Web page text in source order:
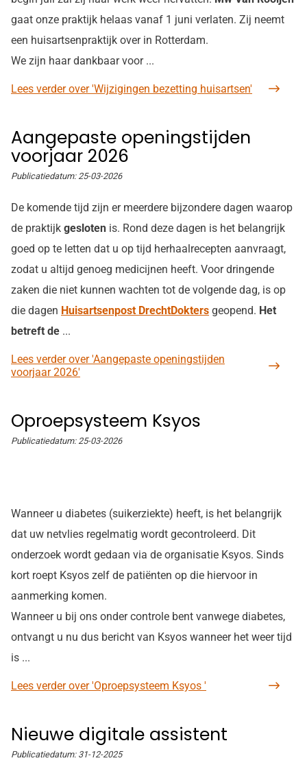
gaat onze praktijk helaas vanaf 1 juni verlaten. Zij neemt
een huisartsenpraktijk over in Rotterdam.
We zijn haar dankbaar voor ...
Lees verderover 'Wijzigingen bezetting huisartsen'
Aangepaste openingstijden
voorjaar 2026
Publicatiedatum: 25-03-2026
De komende tijd zijn er meerdere bijzondere dagen waarop
de praktijk gesloten is. Rond deze dagen is het belangrijk
goed op te letten dat u op tijd herhaalrecepten aanvraagt,
zodat u altijd genoeg medicijnen heeft. Voor dringende
zaken die niet kunnen wachten tot de volgende dag, is op
die dagen Huisartsenpost DrechtDokters geopend. Het
betreft de ...
Lees verderover 'Aangepaste openingstijden
voorjaar 2026'
Oproepsysteem Ksyos
Publicatiedatum: 25-03-2026
Wanneer u diabetes (suikerziekte) heeft, is het belangrijk
dat uw netvlies regelmatig wordt gecontroleerd. Dit
onderzoek wordt gedaan via de organisatie Ksyos. Sinds
kort roept Ksyos zelf de patiënten op die hiervoor in
aanmerking komen.
Wanneer u bij ons onder controle bent vanwege diabetes,
ontvangt u nu dus bericht van Ksyos wanneer het weer tijd
is ...
Lees verderover 'Oproepsysteem Ksyos '
Nieuwe digitale assistent
Publicatiedatum: 31-12-2025